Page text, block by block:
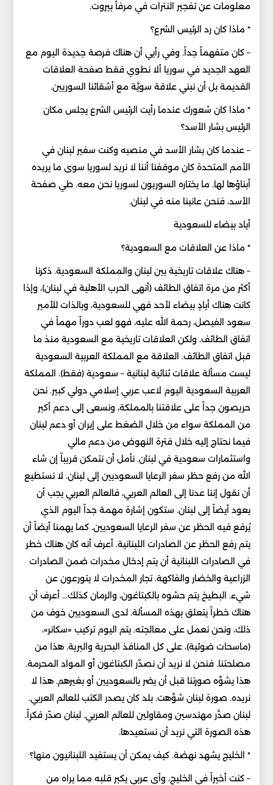
معلومات عن تفجير النترات في مرفأ بيروت.
* ماذا كان رد الرئيس الشرع؟
– كان متفهماً جداً. وفي رأيي أن هناك فرصة جديدة اليوم مع
العهد الجديد في سوريا ألا نطوي فقط صفحة العلاقات
القديمة بل أن نبني علاقة سويَّة مع أشقائنا السوريين.
* ماذا كان شعورك عندما رأيت الرئيس الشرع يجلس مكان
الرئيس بشار الأسد؟
– عندما كان بشار الأسد في منصبه وكنت سفير لبنان في
الأمم المتحدة كان موقفنا أننا لا نريد لسوريا سوى ما يريده
أبناؤها لها. ما يختاره السوريون لسوريا نحن معه. طي صفحة
الأسد، فنحن عانينا منه في لبنان.
أياد بيضاء للسعودية
* ماذا عن العلاقات مع السعودية؟
– هناك علاقات تاريخية بين لبنان والمملكة السعودية. ذكرنا
أكثر من مرة اتفاق الطائف (أنهى الحرب الأهلية في لبنان)، وإذا
كانت هناك أيادٍ بيضاء لأحد فهي للسعودية، وبالذات للأمير
سعود الفيصل، رحمة الله عليه، فهو لعب دوراً مهماً في
اتفاق الطائف. ولكن العلاقات تاريخية مع السعودية منذ ما
قبل اتفاق الطائف. العلاقة مع المملكة العربية السعودية
ليست مسألة علاقات ثنائية لبنانية – سعودية (فقط). المملكة
العربية السعودية اليوم لاعب عربي إسلامي دولي كبير. نحن
حريصون جداً على علاقتنا بالمملكة، ونسعى إلى دعم أكبر
من المملكة سواء من خلال الضغط على إيران أو دعم لبنان
فيما نحتاج إليه خلال فترة النهوض من دعم مالي
واستثمارات سعودية في لبنان. نأمل أن نتمكن قريباً إن شاء
الله من رفع حظر سفر الرعايا السعوديين إلى لبنان. لا نستطيع
أن نقول إننا عدنا إلى العالم العربي، فالعالم العربي يجب أن
يعود أيضاً إلى لبنان. ستكون إشارة مهمة جداً اليوم الذي
يُرفع فيه الحظر عن سفر الرعايا السعوديين. كما يهمنا أيضاً أن
يتم رفع الحظر عن الصادرات اللبنانية. أعرف أنه كان هناك خطر
في الصادرات اللبنانية أن يتم إدخال مخدرات ضمن الصادرات
الزراعية والخضار والفاكهة. تجار المخدرات لا يتورعون عن
شيء. البطيخ يتم حشوه بالكبتاغون، والرمان كذلك… أعرف أن
هناك خطراً يتعلق بهذه المسألة. لدى السعوديين خوف من
ذلك، ونحن نعمل على معالجته. يتم اليوم تركيب «سكانر»،
(ماسحات ضوئية)، على كل المنافذ البحرية والبرية. هذا من
مصلحتنا. فنحن لا نريد أن نصدّر الكبتاغون أو المواد المحرمة.
هذا يشوِّه صورتنا قبل أن يضر بالسعوديين أو بغيرهم. هذا لا
نريده. صورة لبنان شوِّهت. بلد كان يصدر الكتب للعالم العربي.
لبنان صدَّر مهندسين ومقاولين للعالم العربي. لبنان صدّر فكراً.
هذه الصورة التي نريد أن نستعيدها.
* الخليج يشهد نهضة. كيف يمكن أن يستفيد اللبنانيون منها؟
– كنت أخيراً في الخليج، وأي عربي يكبر قلبه مما يراه من